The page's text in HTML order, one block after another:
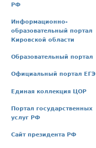
РФ
Информационно-
образовательный портал
Кировской области
Образовательный портал
Официальный портал ЕГЭ
Единая коллекция ЦОР
Портал государственных
услуг РФ
Сайт президента РФ